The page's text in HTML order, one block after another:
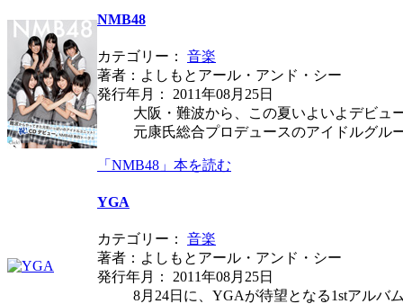
NMB48
カテゴリー： 音楽
著者：よしもとアール・アンド・シー
発行年月： 2011年08月25日
大阪・難波から、この夏いよいよデビュ
元康氏総合プロデュースのアイドルグル
「NMB48」本を読む
YGA
カテゴリー： 音楽
著者：よしもとアール・アンド・シー
発行年月： 2011年08月25日
8月24日に、YGAが待望となる1stアルバ